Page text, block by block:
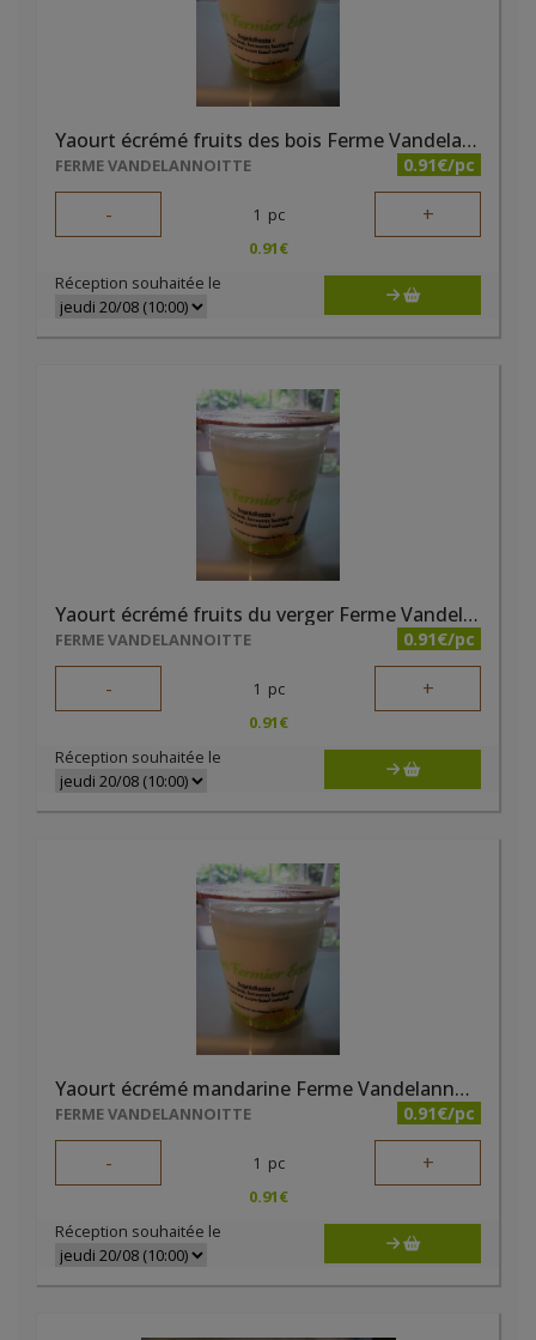
Yaourt écrémé fruits des bois Ferme Vandelannoitte
FERME VANDELANNOITTE 0.91€/pc
- 1 pc +
0.91€
Réception souhaitée le
Yaourt écrémé fruits du verger Ferme Vandelannoitte
FERME VANDELANNOITTE 0.91€/pc
- 1 pc +
0.91€
Réception souhaitée le
Yaourt écrémé mandarine Ferme Vandelannoitte
FERME VANDELANNOITTE 0.91€/pc
- 1 pc +
0.91€
Réception souhaitée le